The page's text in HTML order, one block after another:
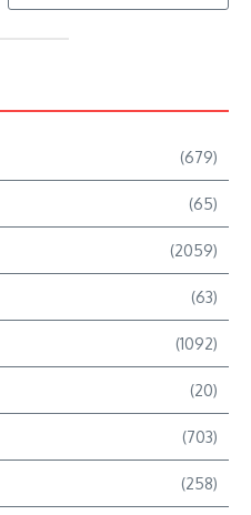
(679)
(65)
(2059)
(63)
(1092)
(20)
(703)
(258)